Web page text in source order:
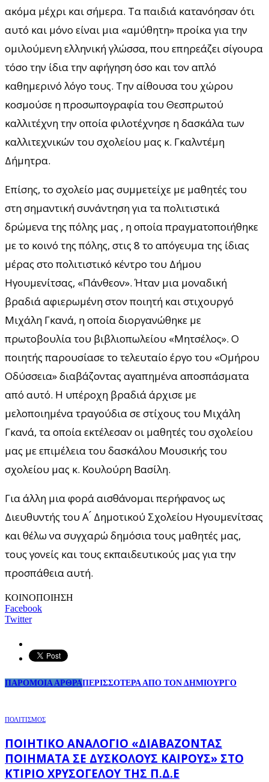
ακόμα μέχρι και σήμερα. Τα παιδιά κατανόησαν ότι
αυτό και μόνο είναι μια «αμύθητη» προίκα για την
ομιλούμενη ελληνική γλώσσα, που επηρεάζει σίγουρα
τόσο την ίδια την αφήγηση όσο και τον απλό
καθημερινό λόγο τους. Την αίθουσα του χώρου
κοσμούσε η προσωπογραφία του Θεσπρωτού
καλλιτέχνη την οποία φιλοτέχνησε η δασκάλα των
καλλιτεχνικών του σχολείου μας κ. Γκαλντέμη
Δήμητρα.
Επίσης, το σχολείο μας συμμετείχε με μαθητές του
στη σημαντική συνάντηση για τα πολιτιστικά
δρώμενα της πόλης μας , η οποία πραγματοποιήθηκε
με το κοινό της πόλης, στις 8 το απόγευμα της ίδιας
μέρας στο πολιτιστικό κέντρο του Δήμου
Ηγουμενίτσας, «Πάνθεον». Ήταν μια μοναδική
βραδιά αφιερωμένη στον ποιητή και στιχουργό
Μιχάλη Γκανά, η οποία διοργανώθηκε με
πρωτοβουλία του βιβλιοπωλείου «Μητσέλος». Ο
ποιητής παρουσίασε το τελευταίο έργο του «Ομήρου
Οδύσσεια» διαβάζοντας αγαπημένα αποσπάσματα
από αυτό. Η υπέροχη βραδιά άρχισε με
μελοποιημένα τραγούδια σε στίχους του Μιχάλη
Γκανά, τα οποία εκτέλεσαν οι μαθητές του σχολείου
μας με επιμέλεια του δασκάλου Μουσικής του
σχολείου μας κ. Κουλούρη Βασίλη.
Για άλλη μια φορά αισθάνομαι περήφανος ως
Διευθυντής του Α ́ Δημοτικού Σχολείου Ηγουμενίτσας
και θέλω να συγχαρώ δημόσια τους μαθητές μας,
τους γονείς και τους εκπαιδευτικούς μας για την
προσπάθεια αυτή.
ΚΟΙΝΟΠΟΙΗΣΗ
Facebook
Twitter
ΠΑΡΟΜΟΙΑ ΑΡΘΡΑΠΕΡΙΣΣΟΤΕΡΑ ΑΠΟ ΤΟΝ ΔΗΜΙΟΥΡΓΟ
ΠΟΛΙΤΙΣΜΟΣ
ΠΟΙΗΤΙΚΌ ΑΝΑΛΌΓΙΟ «ΔΙΑΒΆΖΟΝΤΑΣ
ΠΟΙΉΜΑΤΑ ΣΕ ΔΎΣΚΟΛΟΥΣ ΚΑΙΡΟΎΣ» ΣΤΟ
ΚΤΊΡΙΟ ΧΡΥΣΌΓΕΛΟΥ ΤΗΣ Π.Δ.Ε